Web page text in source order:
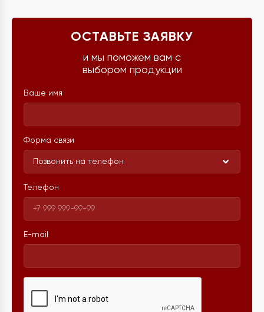
ОСТАВЬТЕ ЗАЯВКУ
и мы поможем вам с
выбором продукции
Ваше имя
Форма связи
Позвонить на телефон
Телефон
E-mail